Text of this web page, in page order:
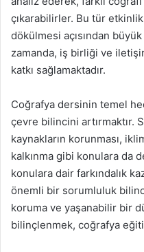
çıkarabilirler. Bu tür
dökülmesi açısından
zamanda, iş birliği ve
katkı sağlamaktadır.
Coğrafya dersinin temel
çevre bilincini artırmaktır.
kaynakların korunması,
kalkınma gibi konulara da
konulara dair farkındalık
önemli bir sorumluluk
koruma ve yaşanabilir bir
bilinçlenmek, coğrafya